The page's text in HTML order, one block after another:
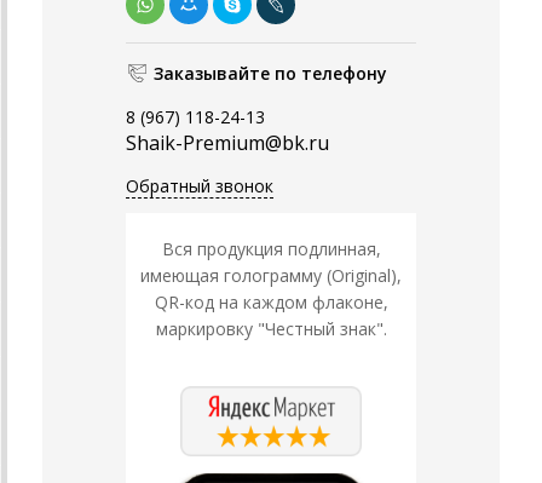
Заказывайте по телефону
8 (967) 118-24-13
Shaik-Premium@bk.ru
Обратный звонок
Вся продукция подлинная,
имеющая голограмму (Original),
QR-код на каждом флаконе,
маркировку "Честный знак".